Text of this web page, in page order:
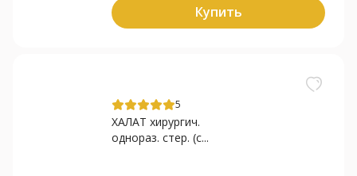
Купить
5
ХАЛАТ хирургич.
однораз. стер. (с...